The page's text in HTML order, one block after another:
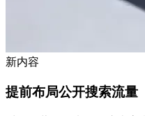
新内容
提前布局公开搜索流量